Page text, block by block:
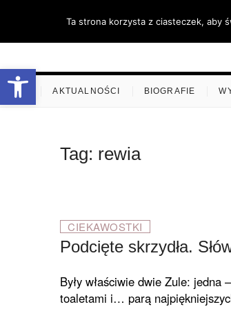
Otwórz pasek
content
AKTUALNOŚCI BIOGRAFIE
Tag: rewia
CIEKAWOSTKI
Podcięte skrzydła.
Były właściwie dwie Zule: jedna
toaletami i… parą
Ta strona korzysta z ciasteczek, aby